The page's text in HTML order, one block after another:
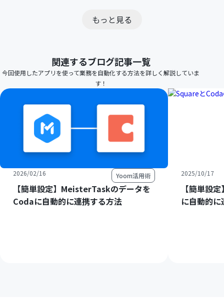
もっと見る
関連するブログ記事一覧
今回使用したアプリを使って業務を自動化する方法を詳しく解説していま
す！
2026/02/16 Yoom活用術
【簡単設定】MeisterTaskのデータを
Codaに自動的に連携する方法
2025/10/17
【簡単設
に自動的